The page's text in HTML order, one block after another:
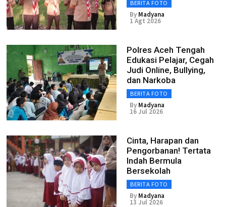
BERITA FOTO
By Madyana
1 Agt 2026
Polres Aceh Tengah
Edukasi Pelajar, Cegah
Judi Online, Bullying,
dan Narkoba
BERITA FOTO
By Madyana
16 Jul 2026
Cinta, Harapan dan
Pengorbanan! Tertata
Indah Bermula
Bersekolah
BERITA FOTO
By Madyana
13 Jul 2026